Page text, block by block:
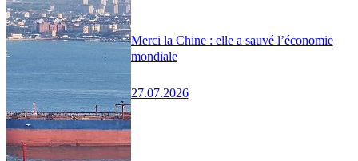
Merci la Chine : elle a sauvé l’économie
mondiale
27.07.2026